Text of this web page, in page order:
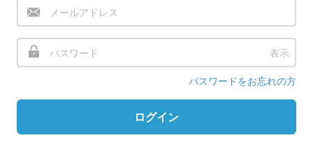
表示
パスワードをお忘れの方
ログイン